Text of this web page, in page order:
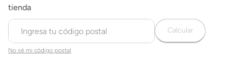
No sé mi código postal
Calcular